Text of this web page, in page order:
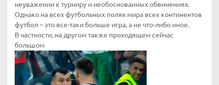
неуважении к турниру и необоснованных обвинениях.
Однако на всех футбольных полях мира всех континентов
футбол – это все-таки больше игра, а не что-либо иное.
В частности, на другом также проходящем сейчас
большом